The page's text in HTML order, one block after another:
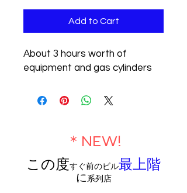
Add to Cart
About 3 hours worth of
equipment and gas cylinders
​＊NEW!
この度すぐ前のビル最上階
に系列店